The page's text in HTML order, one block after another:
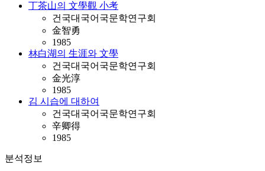
丁茶山의 文學觀 小考
건국대국어국문학연구회
金智勇
1985
林白湖의 生涯와 文學
건국대국어국문학연구회
金光淳
1985
김 시습에 대하여
건국대국어국문학연구회
辛卿得
1985
분석정보